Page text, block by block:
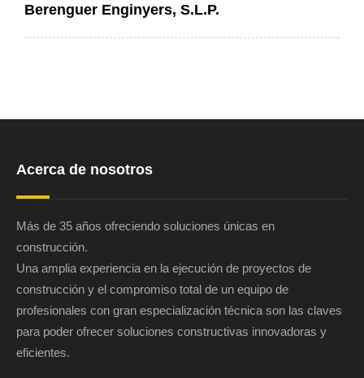
Berenguer Enginyers, S.L.P.
Acerca de nosotros
Más de 35 años ofreciendo soluciones únicas en
construcción.
Una amplia experiencia en la ejecución de proyectos de
construcción y el compromiso total de un equipo de
profesionales con gran especialización técnica son las claves
para poder ofrecer soluciones constructivas innovadoras y
eficientes.